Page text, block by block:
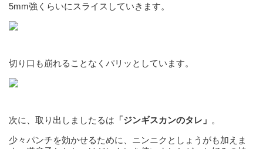
5mm強くらいにスライスしていきます。
切り口も崩れることなくパリッとしています。
次に、取り出しましたるは 「ジンギスカンのタレ」 。
少々パンチを効かせるために、ニンニクとしょうがも加えま